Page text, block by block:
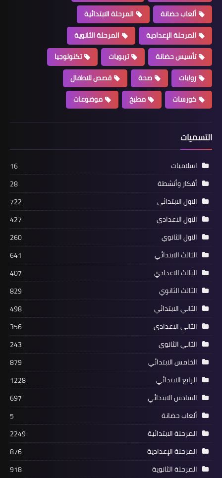
ألعاب حضانة
المرحلة الابتدائية
المرحلة الإعدادية
المرحلة الثانوية
تأسيس حضانة
تربويات
تكنولوجيا
روايات
صحة
قصص للاطفال
كورسات
مطبخ موضوعات
التسميات
اسلاميات
16
أفكار وأنشطة
28
الاول الابتدائي
722
الاول الاعدادي
427
الاول الثانوي
260
الثالث الابتدائي
641
الثالث الاعدادي
407
الثالث الثانوي
829
الثاني الابتدائي
498
الثاني الاعدادي
356
الثاني الثانوي
243
الخامس الابتدائي
879
الرابع الابتدائي
1228
السادس الابتدائي
697
ألعاب حضانة
5
المرحلة الابتدائية
2249
المرحلة الإعدادية
876
المرحلة الثانوية
918